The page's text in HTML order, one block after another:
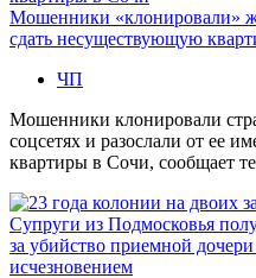
Мошенники «клонировали»
сдать несуществующую
ЧП
Мошенники клонировали
соцсетях и разослали от ее
квартиры в Сочи, сообщает
Супруги из Подмосковья
за убийство приемной дочери
исчезновением